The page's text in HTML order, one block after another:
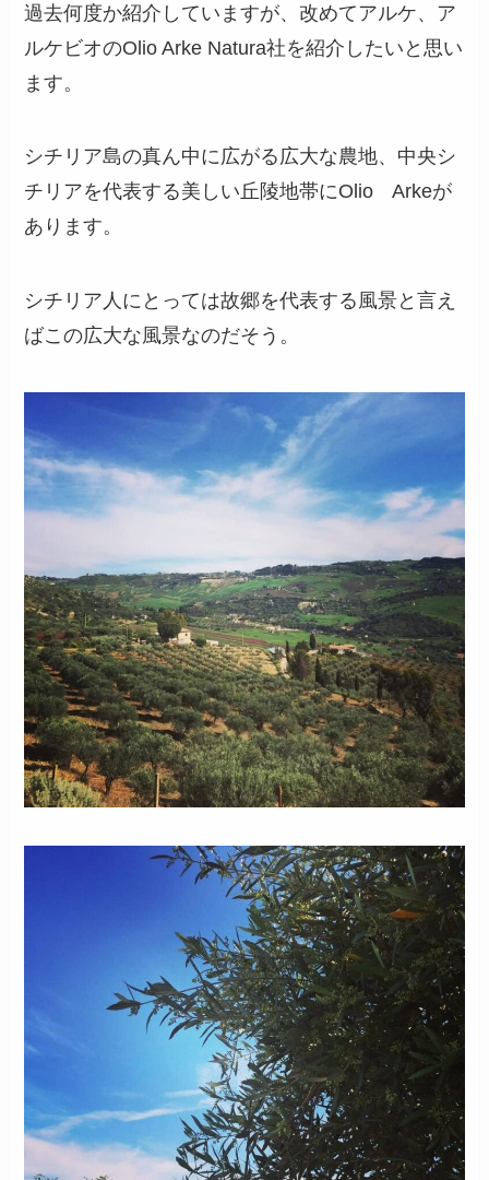
過去何度か紹介していますが、改めてアルケ、ア
ルケビオのOlio Arke Natura社を紹介したいと思い
ます。
シチリア島の真ん中に広がる広大な農地、中央シ
チリアを代表する美しい丘陵地帯にOlio Arkeが
あります。
シチリア人にとっては故郷を代表する風景と言え
ばこの広大な風景なのだそう。